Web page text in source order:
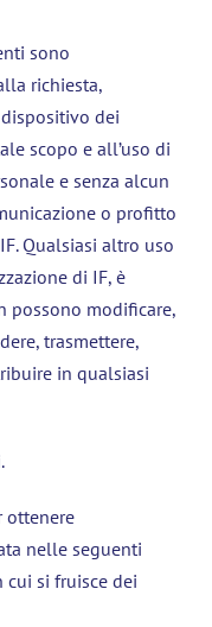
sono
richiesta,
dei
scopo e all’uso di
e senza alcun
o profitto
Qualsiasi altro uso
di IF, è
possono modificare,
trasmettere,
in qualsiasi
ottenere
nelle seguenti
si fruisce dei